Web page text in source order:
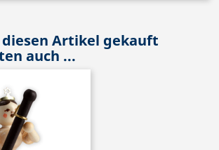
diesen Artikel gekauft
auch ...